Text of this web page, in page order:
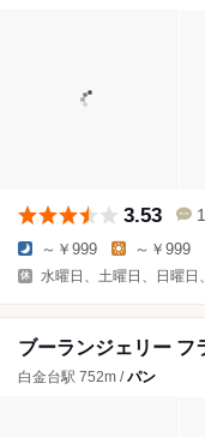
3.53
～￥999 ～￥999
水曜日、土曜日、日曜日
ブーランジェリー フ
白金台駅 752m /パン